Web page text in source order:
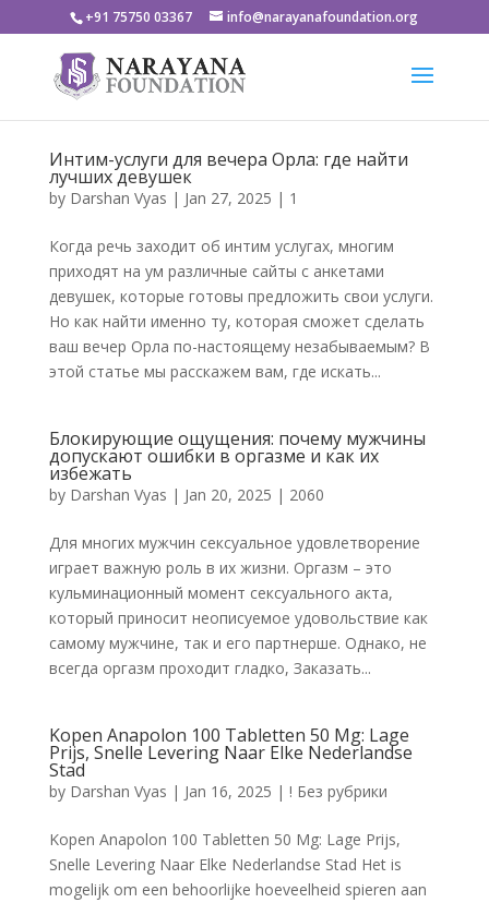
+91 75750 03367 info@narayanafoundation.org
Интим-услуги для вечера Орла: где найти
лучших девушек
by Darshan Vyas | Jan 27, 2025 | 1
Когда речь заходит об интим услугах, многим
приходят на ум различные сайты с анкетами
девушек, которые готовы предложить свои услуги.
Но как найти именно ту, которая сможет сделать
ваш вечер Орла по-настоящему незабываемым? В
этой статье мы расскажем вам, где искать...
Блокирующие ощущения: почему мужчины
допускают ошибки в оргазме и как их
избежать
by Darshan Vyas | Jan 20, 2025 | 2060
Для многих мужчин сексуальное удовлетворение
играет важную роль в их жизни. Оргазм – это
кульминационный момент сексуального акта,
который приносит неописуемое удовольствие как
самому мужчине, так и его партнерше. Однако, не
всегда оргазм проходит гладко, Заказать...
Kopen Anapolon 100 Tabletten 50 Mg: Lage
Prijs, Snelle Levering Naar Elke Nederlandse
Stad
by Darshan Vyas | Jan 16, 2025 | ! Без рубрики
Kopen Anapolon 100 Tabletten 50 Mg: Lage Prijs,
Snelle Levering Naar Elke Nederlandse Stad Het is
mogelijk om een behoorlijke hoeveelheid spieren aan